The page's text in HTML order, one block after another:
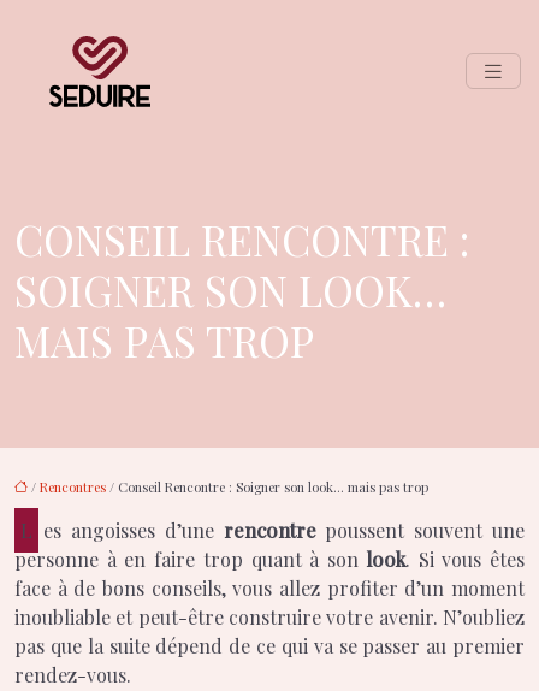
CONSEIL RENCONTRE :
SOIGNER SON LOOK…
MAIS PAS TROP
/ Rencontres / Conseil Rencontre : Soigner son look… mais pas trop
Les angoisses d’une rencontre poussent souvent une
personne à en faire trop quant à son look. Si vous êtes
face à de bons conseils, vous allez profiter d’un moment
inoubliable et peut-être construire votre avenir. N’oubliez
pas que la suite dépend de ce qui va se passer au premier
rendez-vous.